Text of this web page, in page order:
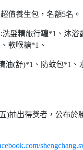
值養生包，名額5名。
洗髮精旅行罐*1、沐浴
軟喉糖*1、
油(舒)*1、防蚊包*1、
)抽出得獎者，公布於